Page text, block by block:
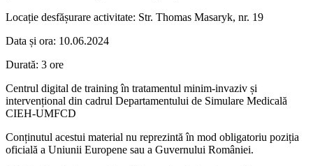
Locație desfășurare activitate: Str. Thomas Masaryk, nr. 19
Data și ora: 10.06.2024
Durată: 3 ore
Centrul digital de training în tratamentul minim-invaziv și
intervențional din cadrul Departamentului de Simulare Medicală
CIEH-UMFCD
Conținutul acestui material nu reprezintă în mod obligatoriu poziția
oficială a Uniunii Europene sau a Guvernului României.